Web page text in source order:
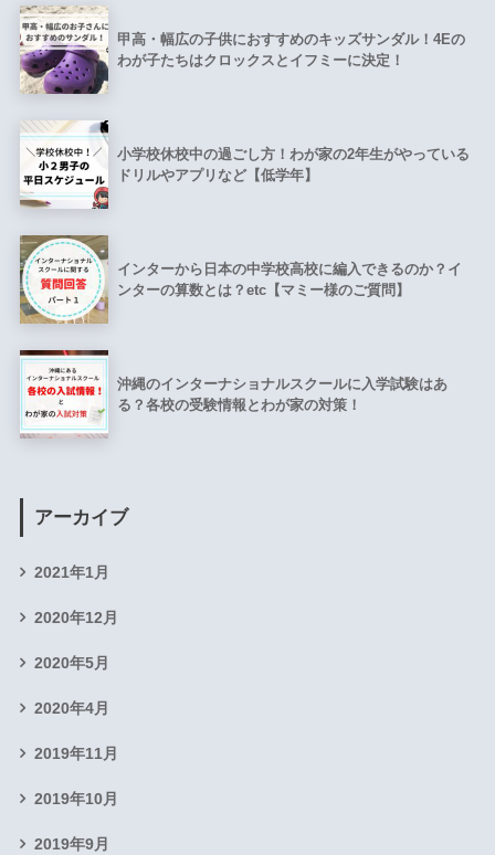
甲高・幅広の子供におすすめのキッズサンダル！4Eの
わが子たちはクロックスとイフミーに決定！
小学校休校中の過ごし方！わが家の2年生がやっている
ドリルやアプリなど【低学年】
インターから日本の中学校高校に編入できるのか？イ
ンターの算数とは？etc【マミー様のご質問】
沖縄のインターナショナルスクールに入学試験はあ
る？各校の受験情報とわが家の対策！
アーカイブ
2021年1月
2020年12月
2020年5月
2020年4月
2019年11月
2019年10月
2019年9月